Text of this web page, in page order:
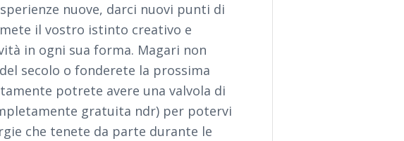
nuove, darci nuovi punti di
il vostro istinto creativo e
in ogni sua forma. Magari non
secolo o fonderete la prossima
potrete avere una valvola di
gratuita ndr) per potervi
che tenete da parte durante le